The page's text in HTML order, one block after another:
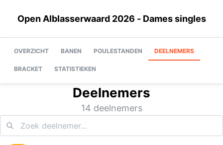
Open Alblasserwaard 2026 - Dames singles
OVERZICHT BANEN POULESTANDEN DEELNEMERS
BRACKET STATISTIEKEN
Deelnemers
14 deelnemers